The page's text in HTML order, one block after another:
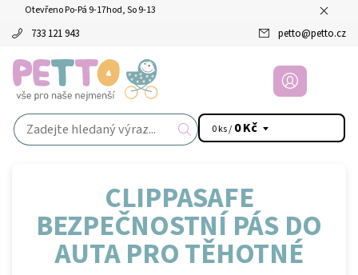
Otevřeno Po-Pá 9-17hod, So 9-13
733 121 943 petto@petto.cz
0 ks / 0 Kč
CLIPPASAFE
BEZPEČNOSTNÍ PÁS DO
AUTA PRO TĚHOTNÉ